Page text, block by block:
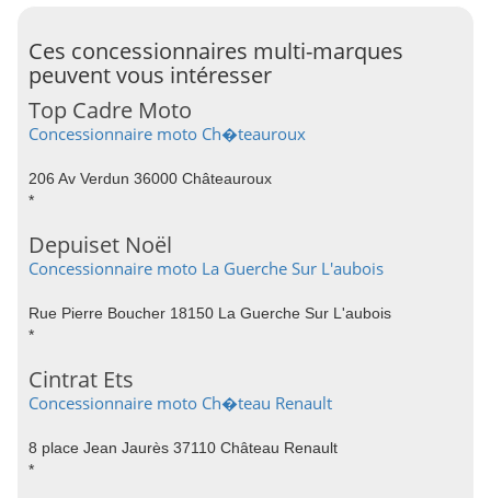
Ces concessionnaires multi-marques
peuvent vous intéresser
Top Cadre Moto
Concessionnaire moto Ch�teauroux
206 Av Verdun 36000 Châteauroux
*
Depuiset Noël
Concessionnaire moto La Guerche Sur L'aubois
Rue Pierre Boucher 18150 La Guerche Sur L'aubois
*
Cintrat Ets
Concessionnaire moto Ch�teau Renault
8 place Jean Jaurès 37110 Château Renault
*